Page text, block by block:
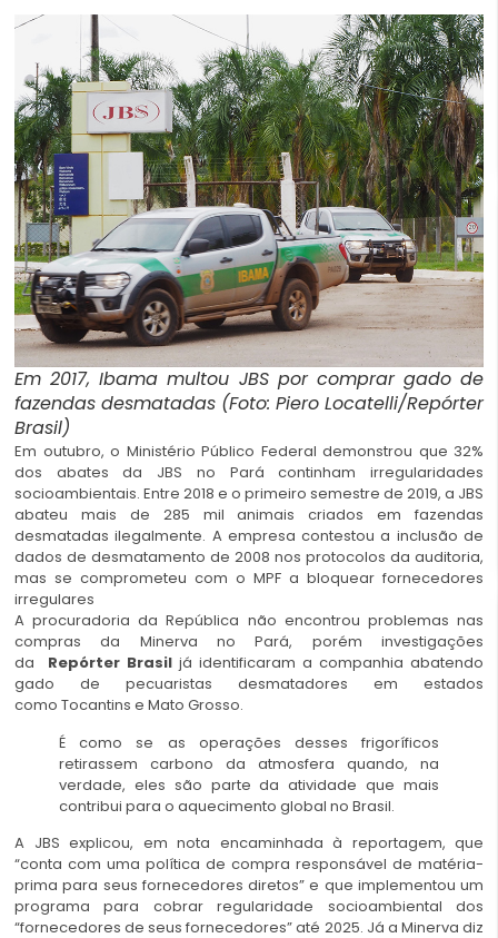
Em 2017, Ibama multou JBS por comprar gado de
fazendas desmatadas (Foto: Piero Locatelli/Repórter
Brasil)
Em outubro, o Ministério Público Federal demonstrou que 32%
dos abates da JBS no Pará continham irregularidades
socioambientais. Entre 2018 e o primeiro semestre de 2019, a JBS
abateu mais de 285 mil animais criados em fazendas
desmatadas ilegalmente. A empresa contestou a inclusão de
dados de desmatamento de 2008 nos protocolos da auditoria,
mas se comprometeu com o MPF a bloquear fornecedores
irregulares
A procuradoria da República não encontrou problemas nas
compras da Minerva no Pará, porém investigações
da Repórter Brasil já identificaram a companhia abatendo
gado de pecuaristas desmatadores em estados
como Tocantins e Mato Grosso.
É como se as operações desses frigoríficos
retirassem carbono da atmosfera quando, na
verdade, eles são parte da atividade que mais
contribui para o aquecimento global no Brasil.
A JBS explicou, em nota encaminhada à reportagem, que
“conta com uma política de compra responsável de matéria-
prima para seus fornecedores diretos” e que implementou um
programa para cobrar regularidade socioambiental dos
“fornecedores de seus fornecedores” até 2025. Já a Minerva diz